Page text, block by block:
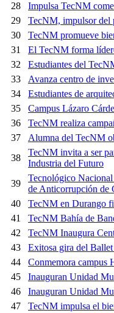
28
Impulsa TecNM
29
TecNM, impulsor del
30
TecNM promueve
31
El TecNM forma
32
Estudiantes del
33
Avanza centro de
34
Estudiantes de
35
Campus Lázaro
36
TecNM realiza
37
Alumna del TecNM
38
TecNM invita a ser
Industria del Futuro
39
Tecnológico
de Anticorrupción de
40
TecNM en Durango
41
TecNM Bahía de
42
TecNM Inaugura
43
Exitosa gira del
44
Conmemora campus
45
Inauguran Unidad
46
Inauguran Unidad
47
TecNM impulsa el